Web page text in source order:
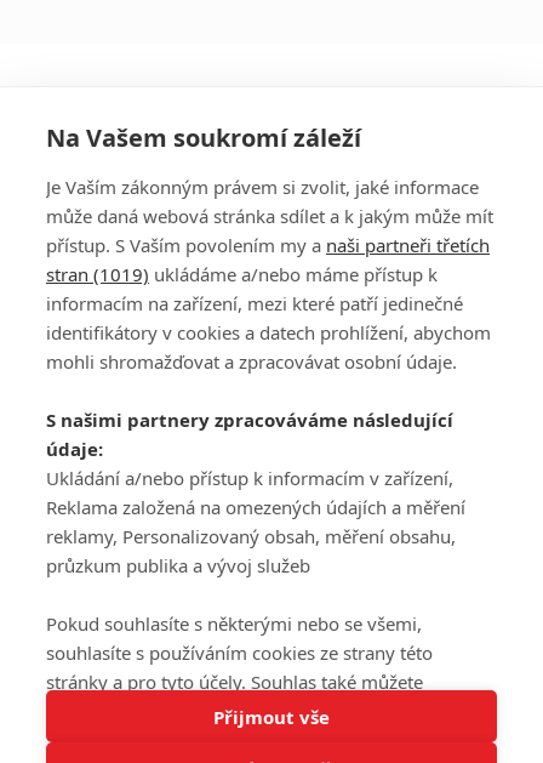
Tato stránka používá soubory cookies.
PŘIHLÁSIT
REGISTROVAT
DISKUZE
Šéfredaktorkou webu jePetr Slavík, e-mailserialy@fandimefilmu.cz
Máte-li zájem o inzerci na našem webu napište nám na e-mail
studio@koncal.com
Ochrana osobních údajů|Zásady používání cookies |Pravidla webu
Upravit nastavení soukromí
© 2016 – 2026 FandimeSerialum.cz / All rights reserved /
Na Vašem soukromí záleží
Je Vaším zákonným právem si zvolit, jaké informace
může daná webová stránka sdílet a k jakým může mít
přístup. S Vaším povolením my a naši partneři třetích
stran (1019) ukládáme a/nebo máme přístup k
informacím na zařízení, mezi které patří jedinečné
identifikátory v cookies a datech prohlížení, abychom
mohli shromažďovat a zpracovávat osobní údaje.
S našimi partnery zpracováváme následující
údaje:
Ukládání a/nebo přístup k informacím v zařízení,
Reklama založená na omezených údajích a měření
reklamy, Personalizovaný obsah, měření obsahu,
průzkum publika a vývoj služeb
Pokud souhlasíte s některými nebo se všemi,
souhlasíte s používáním cookies ze strany této
stránky a pro tyto účely. Souhlas také můžete
odmítnout, ale v takovém případě vám na stránce
nebudou k dispozici některé personalizované funkce.
Přijmout vše